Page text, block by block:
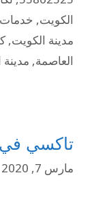
الكويت, خدمات
مدينة الكويت,
العاصمة,
تاكسي في
مارس 7, 2020